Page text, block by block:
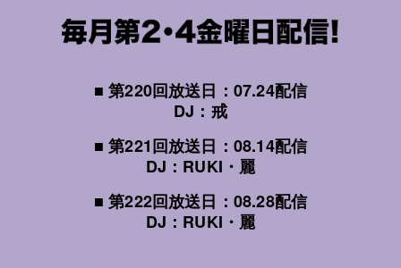
■ 第220回放送日：07.24配信
DJ：戒
■ 第221回放送日：08.14配信
DJ：RUKI・麗
■ 第222回放送日：08.28配信
DJ：RUKI・麗